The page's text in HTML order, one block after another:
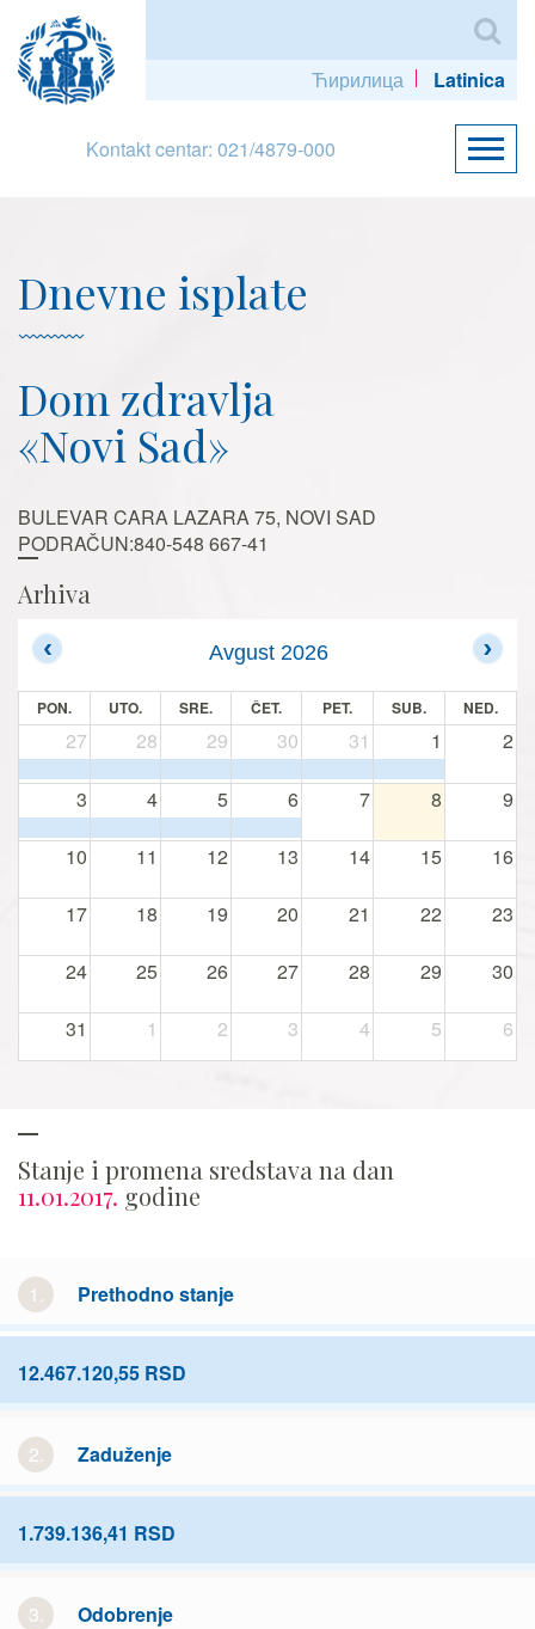
Ћирилица Latinica
Kontakt centar: 021/4879-000
Dnevne isplate
Dom zdravlja
«Novi Sad»
BULEVAR CARA LAZARA 75, NOVI SAD
PODRAČUN:840-548 667-41
Arhiva
Avgust 2026
PON. UTO. SRE. ČET. PET. SUB. NED.
27 28 29 30 31 1 2
3 4 5 6 7 8 9
10 11 12 13 14 15 16
17 18 19 20 21 22 23
24 25 26 27 28 29 30
31 1 2 3 4 5 6
Stanje i promena sredstava na dan
11.01.2017. godine
1. Prethodno stanje
12.467.120,55 RSD
2. Zaduženje
1.739.136,41 RSD
3. Odobrenje